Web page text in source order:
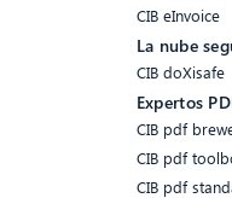
CIB eInvoice
La nube
CIB doXisafe
Expertos
CIB pdf
CIB pdf
CIB pdf